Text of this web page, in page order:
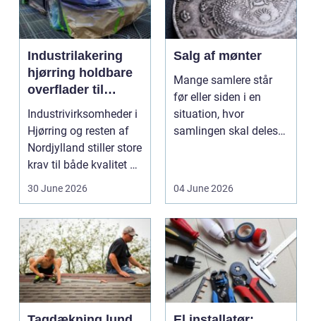
Industrilakering
hjørring holdbare
overflader til
industri og erhverv
Industrivirksomheder i
Hjørring og resten af
Nordjylland stiller store
krav til både kvalitet og
hol...
30 June 2026
Salg af mønter
Mange samlere står
før eller siden i en
situation, hvor
samlingen skal deles
04 June 2026